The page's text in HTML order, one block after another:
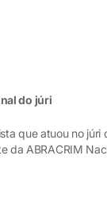
do júri
que atuou no júri
da ABRACRIM